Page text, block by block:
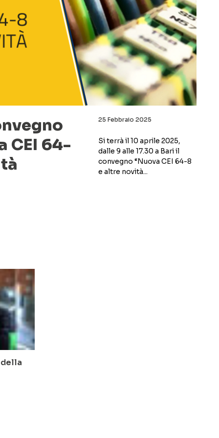
CEI 64-
25 Febbraio 2025
Si terrà il 10 aprile 2025,
dalle 9 alle 17.30 a Bari il
convegno “Nuova CEI 64-8
e altre novità...
della